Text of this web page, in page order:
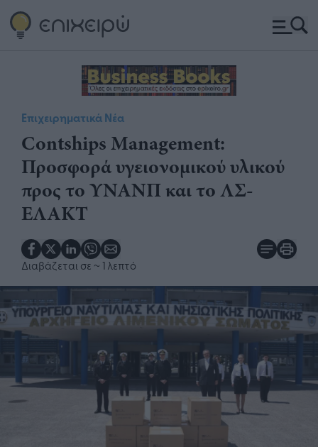
Επιχειρηματικά Νέα
​Contships Management:
Προσφορά υγειονομικού υλικού
προς το ΥΝΑΝΠ και το ΛΣ-
ΕΛΑΚΤ
Διαβάζεται σε ~ 1 λεπτό